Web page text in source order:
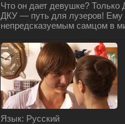
Что он дает девушке?
ДКУ — путь для лузеров! Ему
непредсказуемым самцом в
Язык: Русский